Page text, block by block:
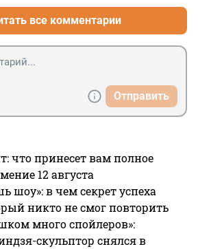
не утонут.
или самое близкое
все комментарии
Отправить
что принесет вам полное
12 августа
шоу»: в чем секрет успеха
никто не смог повторить
много спойлеров»:
скульптор снялся в